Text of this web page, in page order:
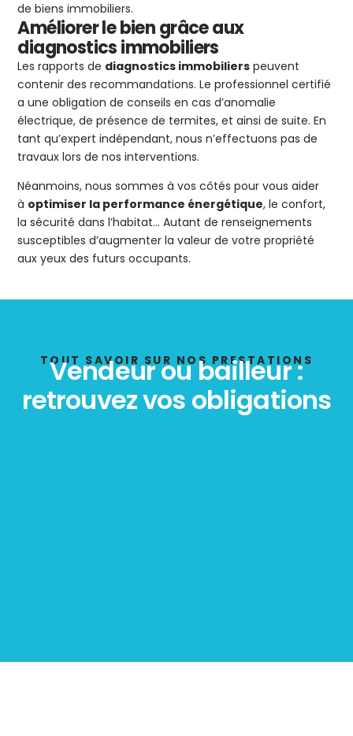
de biens immobiliers.
Améliorer le bien grâce aux
diagnostics immobiliers
Les rapports de diagnostics immobiliers peuvent
contenir des recommandations. Le professionnel certifié
a une obligation de conseils en cas d’anomalie
électrique, de présence de termites, et ainsi de suite. En
tant qu’expert indépendant, nous n’effectuons pas de
travaux lors de nos interventions.
Néanmoins, nous sommes à vos côtés pour vous aider
à optimiser la performance énergétique, le confort,
la sécurité dans l’habitat… Autant de renseignements
susceptibles d’augmenter la valeur de votre propriété
aux yeux des futurs occupants.
TOUT SAVOIR SUR NOS PRESTATIONS
Vendeur ou bailleur :
retrouvez vos obligations